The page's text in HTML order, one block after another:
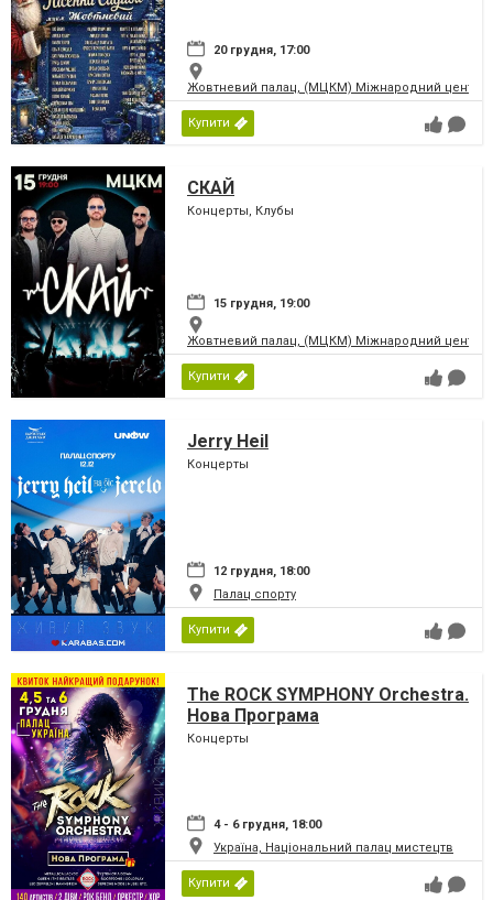
20 грудня, 17:00
Жовтневий палац, (МЦКМ) Міжнародний центр
Купити
СКАЙ
Концерты, Клубы
15 грудня, 19:00
Жовтневий палац, (МЦКМ) Міжнародний центр
Купити
Jerry Heil
Концерты
12 грудня, 18:00
Палац спорту
Купити
The ROCK SYMPHONY Orchestra.
Нова Програма
Концерты
4 - 6 грудня, 18:00
Україна, Національний палац мистецтв
Купити